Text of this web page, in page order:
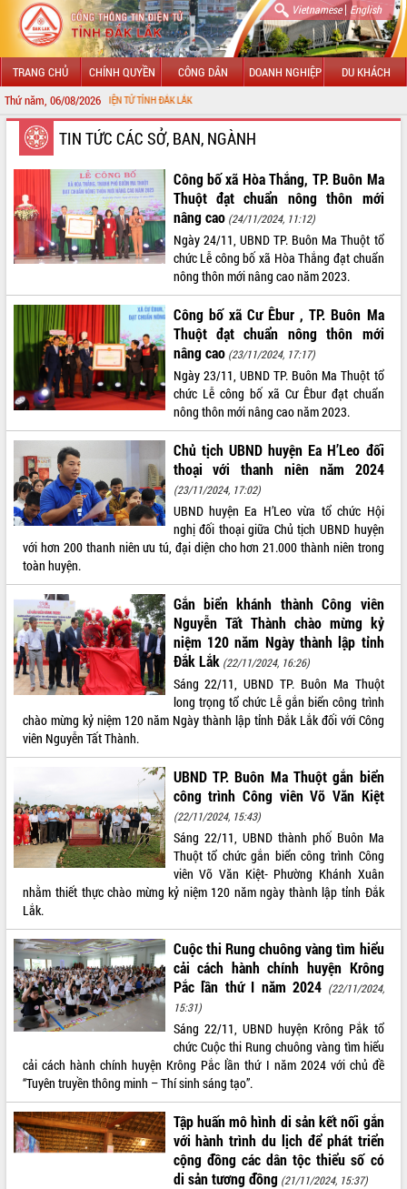
Vietnamese| English
TRANG CHỦ CHÍNH QUYỀN CÔNG DÂN DOANH NGHIỆP DU KHÁCH
Thứ năm, 06/08/2026
ĐIỆN TỬ TỈNH ĐẮK LẮK
GIỚI THIỆU
LÃNH ĐẠO UBND TỈNH
TIN TỨC SỰ KIỆN
SỞ, BAN, NGÀNH
THÔNG TIN CHỈ ĐẠO ĐIỀU HÀNH
HỆ THỐNG VĂN BẢN
VĂN BẢN HĐND TỈNH
ĐIỂM TIN VĂN BẢN
QUY HOẠCH - KẾ HOẠCH
VIDEO
Không có file video nào để phát.
ALBUM ẢNH
LIÊN KẾT WEB
TIN TỨC CÁC SỞ, BAN, NGÀNH
Công bố xã Hòa Thắng, TP. Buôn Ma
Thuột đạt chuẩn nông thôn mới
nâng cao (24/11/2024, 11:12)
Ngày 24/11, UBND TP. Buôn Ma Thuột tổ
chức Lễ công bố xã Hòa Thắng đạt chuẩn
nông thôn mới nâng cao năm 2023.
Công bố xã Cư Êbur , TP. Buôn Ma
Thuột đạt chuẩn nông thôn mới
nâng cao (23/11/2024, 17:17)
Ngày 23/11, UBND TP. Buôn Ma Thuột tổ
chức Lễ công bố xã Cư Êbur đạt chuẩn
nông thôn mới nâng cao năm 2023.
Chủ tịch UBND huyện Ea H’Leo đối
thoại với thanh niên năm 2024
(23/11/2024, 17:02)
UBND huyện Ea H’Leo vừa tổ chức Hội
nghị đối thoại giữa Chủ tịch UBND huyện
với hơn 200 thanh niên ưu tú, đại diện cho hơn 21.000 thành niên trong
toàn huyện.
Gắn biển khánh thành Công viên
Nguyễn Tất Thành chào mừng kỷ
niệm 120 năm Ngày thành lập tỉnh
Đắk Lắk (22/11/2024, 16:26)
Sáng 22/11, UBND TP. Buôn Ma Thuột
long trọng tổ chức Lễ gắn biển công trình
chào mừng kỷ niệm 120 năm Ngày thành lập tỉnh Đắk Lắk đối với Công
viên Nguyễn Tất Thành.
UBND TP. Buôn Ma Thuột gắn biển
công trình Công viên Võ Văn Kiệt
(22/11/2024, 15:43)
Sáng 22/11, UBND thành phố Buôn Ma
Thuột tổ chức gắn biển công trình Công
viên Võ Văn Kiệt- Phường Khánh Xuân
nhằm thiết thực chào mừng kỷ niệm 120 năm ngày thành lập tỉnh Đắk
Lắk.
Cuộc thi Rung chuông vàng tìm hiểu
cải cách hành chính huyện Krông
Pắc lần thứ I năm 2024 (22/11/2024,
15:31)
Sáng 22/11, UBND huyện Krông Pắk tổ
chức Cuộc thi Rung chuông vàng tìm hiểu
cải cách hành chính huyện Krông Pắc lần thứ I năm 2024 với chủ đề
“Tuyên truyền thông minh – Thí sinh sáng tạo”.
Tập huấn mô hình di sản kết nối gắn
với hành trình du lịch để phát triển
cộng đồng các dân tộc thiểu số có
di sản tương đồng (21/11/2024, 15:37)